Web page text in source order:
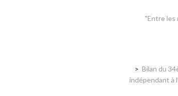
"Entre les
Bilan du
indépendant à